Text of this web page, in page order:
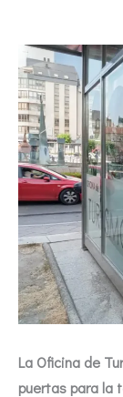
La Oficina de
puertas para la